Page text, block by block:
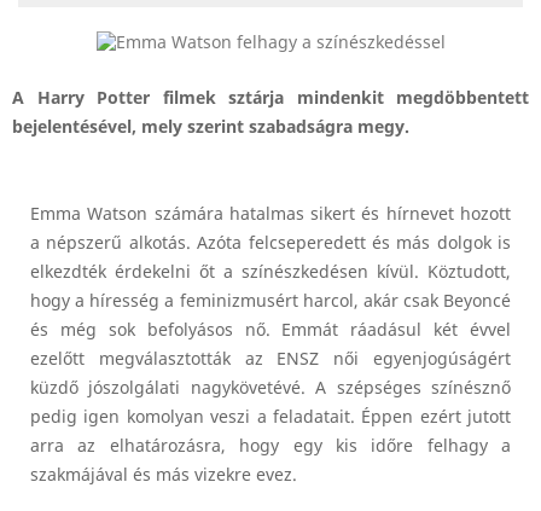
A Harry Potter filmek sztárja mindenkit megdöbbentett
bejelentésével, mely szerint szabadságra megy.
Emma Watson számára hatalmas sikert és hírnevet hozott
a népszerű alkotás. Azóta felcseperedett és más dolgok is
elkezdték érdekelni őt a színészkedésen kívül. Köztudott,
hogy a híresség a feminizmusért harcol, akár csak Beyoncé
és még sok befolyásos nő. Emmát ráadásul két évvel
ezelőtt megválasztották az ENSZ női egyenjogúságért
küzdő jószolgálati nagykövetévé. A szépséges színésznő
pedig igen komolyan veszi a feladatait. Éppen ezért jutott
arra az elhatározásra, hogy egy kis időre felhagy a
szakmájával és más vizekre evez.